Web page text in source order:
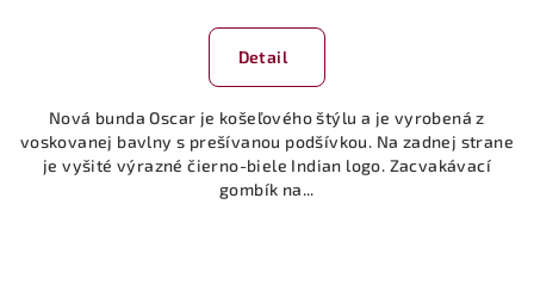
Detail
Nová bunda Oscar je košeľového štýlu a je vyrobená z
voskovanej bavlny s prešívanou podšívkou. Na zadnej strane
je vyšité výrazné čierno-biele Indian logo. Zacvakávací
gombík na...